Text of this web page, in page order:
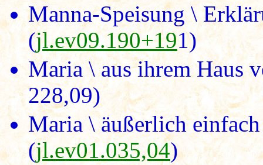
Manna-Speisung \
(jl.ev09.190+191)
Maria \ aus ihrem Haus
228,09)
Maria \ äußerlich
(jl.ev01.035,04)